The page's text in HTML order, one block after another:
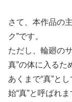
さて、本作品の
ク”です。
ただし、輪廻の
真”の体に入るた
あくまで“真”と
始“真”と呼ばれま